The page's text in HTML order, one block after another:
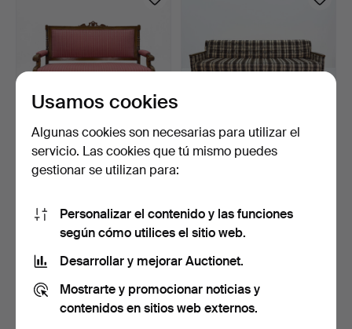
Auktionshus
SOFÁ - Madera y textil.
158 USD
SOFÁ CAMA - década de
32 USD
Suscribir búsqueda
También puedes buscar ennuestro archivo de
subastas concluidas.
Usamos cookies
Algunas cookies son necesarias para utilizar el
servicio. Las cookies que tú mismo puedes
gestionar se utilizan para:
Personalizar el contenido y las funciones
según cómo utilices el sitio web.
Desarrollar y mejorar Auctionet.
Mostrarte y promocionar noticias y
contenidos en sitios web externos.